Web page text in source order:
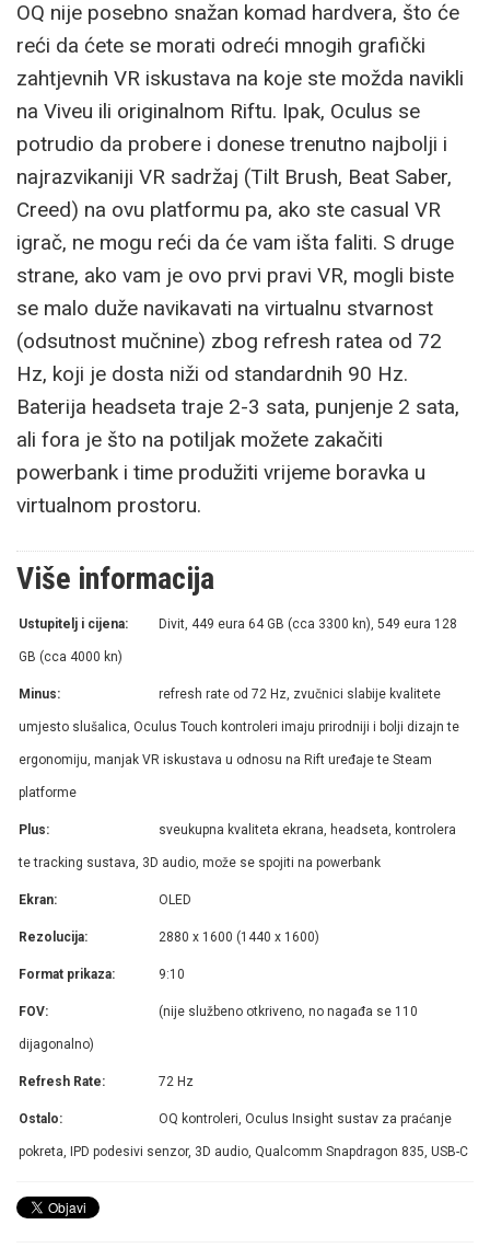
OQ nije posebno snažan komad hardvera, što će
reći da ćete se morati odreći mnogih grafički
zahtjevnih VR iskustava na koje ste možda navikli
na Viveu ili originalnom Riftu. Ipak, Oculus se
potrudio da probere i donese trenutno najbolji i
najrazvikaniji VR sadržaj (Tilt Brush, Beat Saber,
Creed) na ovu platformu pa, ako ste casual VR
igrač, ne mogu reći da će vam išta faliti. S druge
strane, ako vam je ovo prvi pravi VR, mogli biste
se malo duže navikavati na virtualnu stvarnost
(odsutnost mučnine) zbog refresh ratea od 72
Hz, koji je dosta niži od standardnih 90 Hz.
Baterija headseta traje 2-3 sata, punjenje 2 sata,
ali fora je što na potiljak možete zakačiti
powerbank i time produžiti vrijeme boravka u
virtualnom prostoru.
Više informacija
Ustupitelj i cijena: Divit, 449 eura 64 GB (cca 3300 kn), 549 eura 128
GB (cca 4000 kn)
Minus: refresh rate od 72 Hz, zvučnici slabije kvalitete
umjesto slušalica, Oculus Touch kontroleri imaju prirodniji i bolji dizajn te
ergonomiju, manjak VR iskustava u odnosu na Rift uređaje te Steam
platforme
Plus: sveukupna kvaliteta ekrana, headseta, kontrolera
te tracking sustava, 3D audio, može se spojiti na powerbank
Ekran: OLED
Rezolucija: 2880 x 1600 (1440 x 1600)
Format prikaza: 9:10
FOV: (nije službeno otkriveno, no nagađa se 110
dijagonalno)
Refresh Rate: 72 Hz
Ostalo: OQ kontroleri, Oculus Insight sustav za praćanje
pokreta, IPD podesivi senzor, 3D audio, Qualcomm Snapdragon 835, USB-C